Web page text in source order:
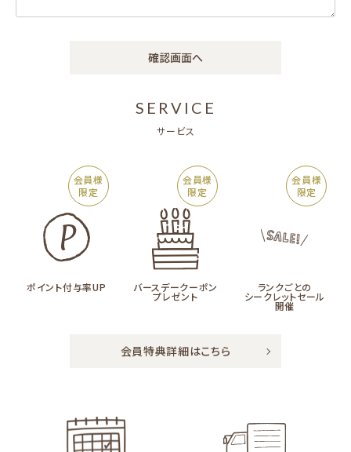
確認画面へ
SERVICE
サービス
会員様
限定
ポイント付与率UP
会員様
限定
バースデークーポン
プレゼント
会員様
限定
ランクごとの
シークレットセール
開催
会員特典詳細はこちら